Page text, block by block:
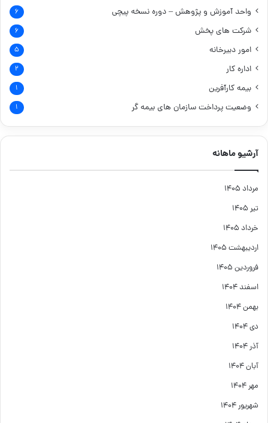
واحد آموزش و پژوهش – دوره نسخه پیچی ۶
شرکت های پخش ۶
امور دبیرخانه ۵
اداره کار ۲
بیمه کارآفرین ۱
وضعیت پرداخت سازمان های بیمه گر ۱
آرشیو ماهانه
مرداد ۱۴۰۵
تیر ۱۴۰۵
خرداد ۱۴۰۵
اردیبهشت ۱۴۰۵
فروردین ۱۴۰۵
اسفند ۱۴۰۴
بهمن ۱۴۰۴
دی ۱۴۰۴
آذر ۱۴۰۴
آبان ۱۴۰۴
مهر ۱۴۰۴
شهریور ۱۴۰۴